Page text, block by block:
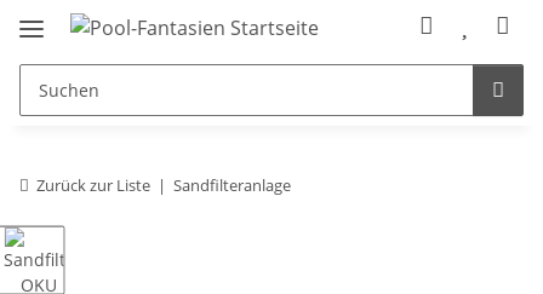
Zurück zur Liste Sandfilteranlage